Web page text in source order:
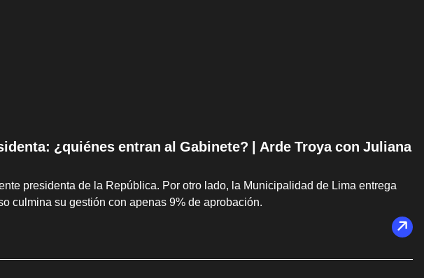
¿quiénes entran al Gabinete? | Arde Troya con Juliana
presidenta de la República. Por otro lado, la Municipalidad de Lima entrega
culmina su gestión con apenas 9% de aprobación.